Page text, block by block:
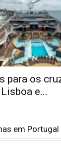
para os
e...
em Portugal